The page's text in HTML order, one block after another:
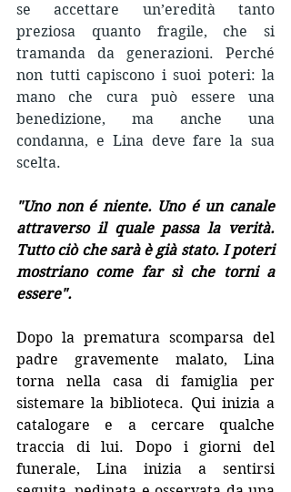
se accettare un’eredità tanto
preziosa quanto fragile, che si
tramanda da generazioni. Perché
non tutti capiscono i suoi poteri: la
mano che cura può essere una
benedizione, ma anche una
condanna, e Lina deve fare la sua
scelta.
"Uno non é niente. Uno é un canale
attraverso il quale passa la verità.
Tutto ciò che sarà è già stato. I poteri
mostriano come far sì che torni a
essere".
Dopo la prematura scomparsa del
padre gravemente malato, Lina
torna nella casa di famiglia per
sistemare la biblioteca. Qui inizia a
catalogare e a cercare qualche
traccia di lui. Dopo i giorni del
funerale, Lina inizia a sentirsi